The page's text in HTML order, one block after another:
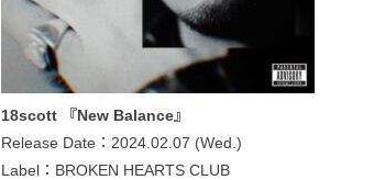
18scott 『New Balance』
Release Date：2024.02.07 (Wed.)
Label：BROKEN HEARTS CLUB